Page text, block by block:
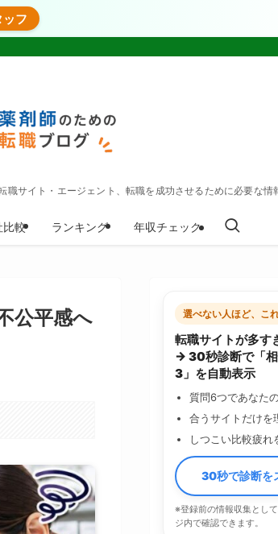
フ
サイト・エージェント、転職を成功させるために必要な情
比較 ランキング 年収チェック
公平感へ
選べない人ほど、こ
転職サイトが多す
→ 30秒診断で「
3」を自動表示
質問6つであなた
合うサイトだけを
しつこい比較疲れ
30秒で診断を
※登録前の情報収集とし
ジ内で確認できます。